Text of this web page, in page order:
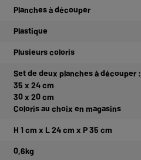
Planches à découper
Plastique
Plusieurs coloris
Set de deux planches à découper :
35 x 24 cm
30 x 20 cm
Coloris au choix en magasins
H 1 cm x L 24 cm x P 35 cm
0,6kg